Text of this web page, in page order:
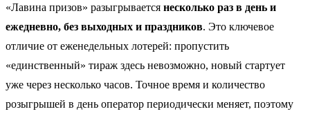
«Лавина призов» разыгрывается несколько раз в день и
ежедневно, без выходных и праздников. Это ключевое
отличие от еженедельных лотерей: пропустить
«единственный» тираж здесь невозможно, новый стартует
уже через несколько часов. Точное время и количество
розыгрышей в день оператор периодически меняет, поэтому